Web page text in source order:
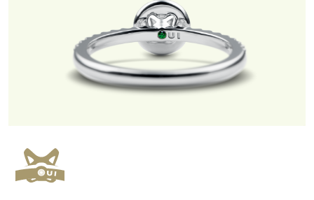
Type de bague
Fiançailles
Style de monture Collection
Simplement Oui